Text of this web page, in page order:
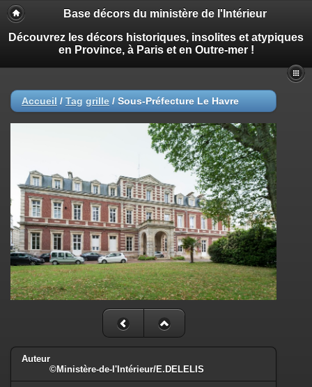
Base décors du ministère de l'Intérieur
Découvrez les décors historiques, insolites et atypiques
en Province, à Paris et en Outre-mer !
Accueil / Tag grille / Sous-Préfecture Le Havre
Auteur
©Ministère-de-l'Intérieur/E.DELELIS